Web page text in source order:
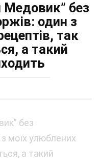
без
один з
так
а такий